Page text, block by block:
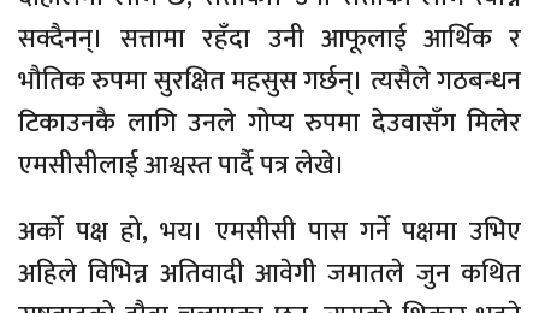
सक्दैनन्। सत्तामा रहँदा उनी आफूलाई आर्थिक र
भौतिक रुपमा सुरक्षित महसुस गर्छन्। त्यसैले गठबन्धन
टिकाउनकै लागि उनले गोप्य रुपमा देउवासँग मिलेर
एमसीसीलाई आश्वस्त पार्दै पत्र लेखे।
अर्को पक्ष हो, भय। एमसीसी पास गर्ने पक्षमा उभिए
अहिले विभिन्न अतिवादी आवेगी जमातले जुन कथित